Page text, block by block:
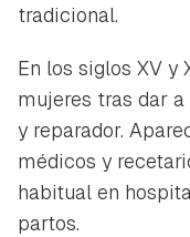
tradicional.
En los siglos XV y
mujeres tras dar
y reparador.
médicos y
habitual en
partos.